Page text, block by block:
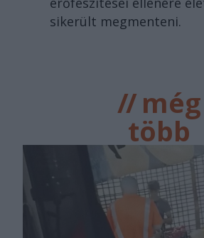
sikerült megmenteni.
//még
több